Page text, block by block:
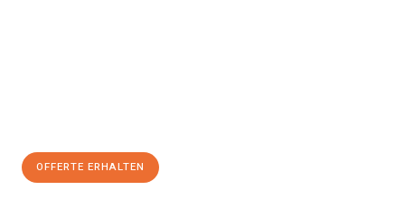
OFFERTE ERHALTEN